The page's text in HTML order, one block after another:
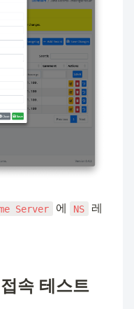
Server 에 NS
레
속 테스트